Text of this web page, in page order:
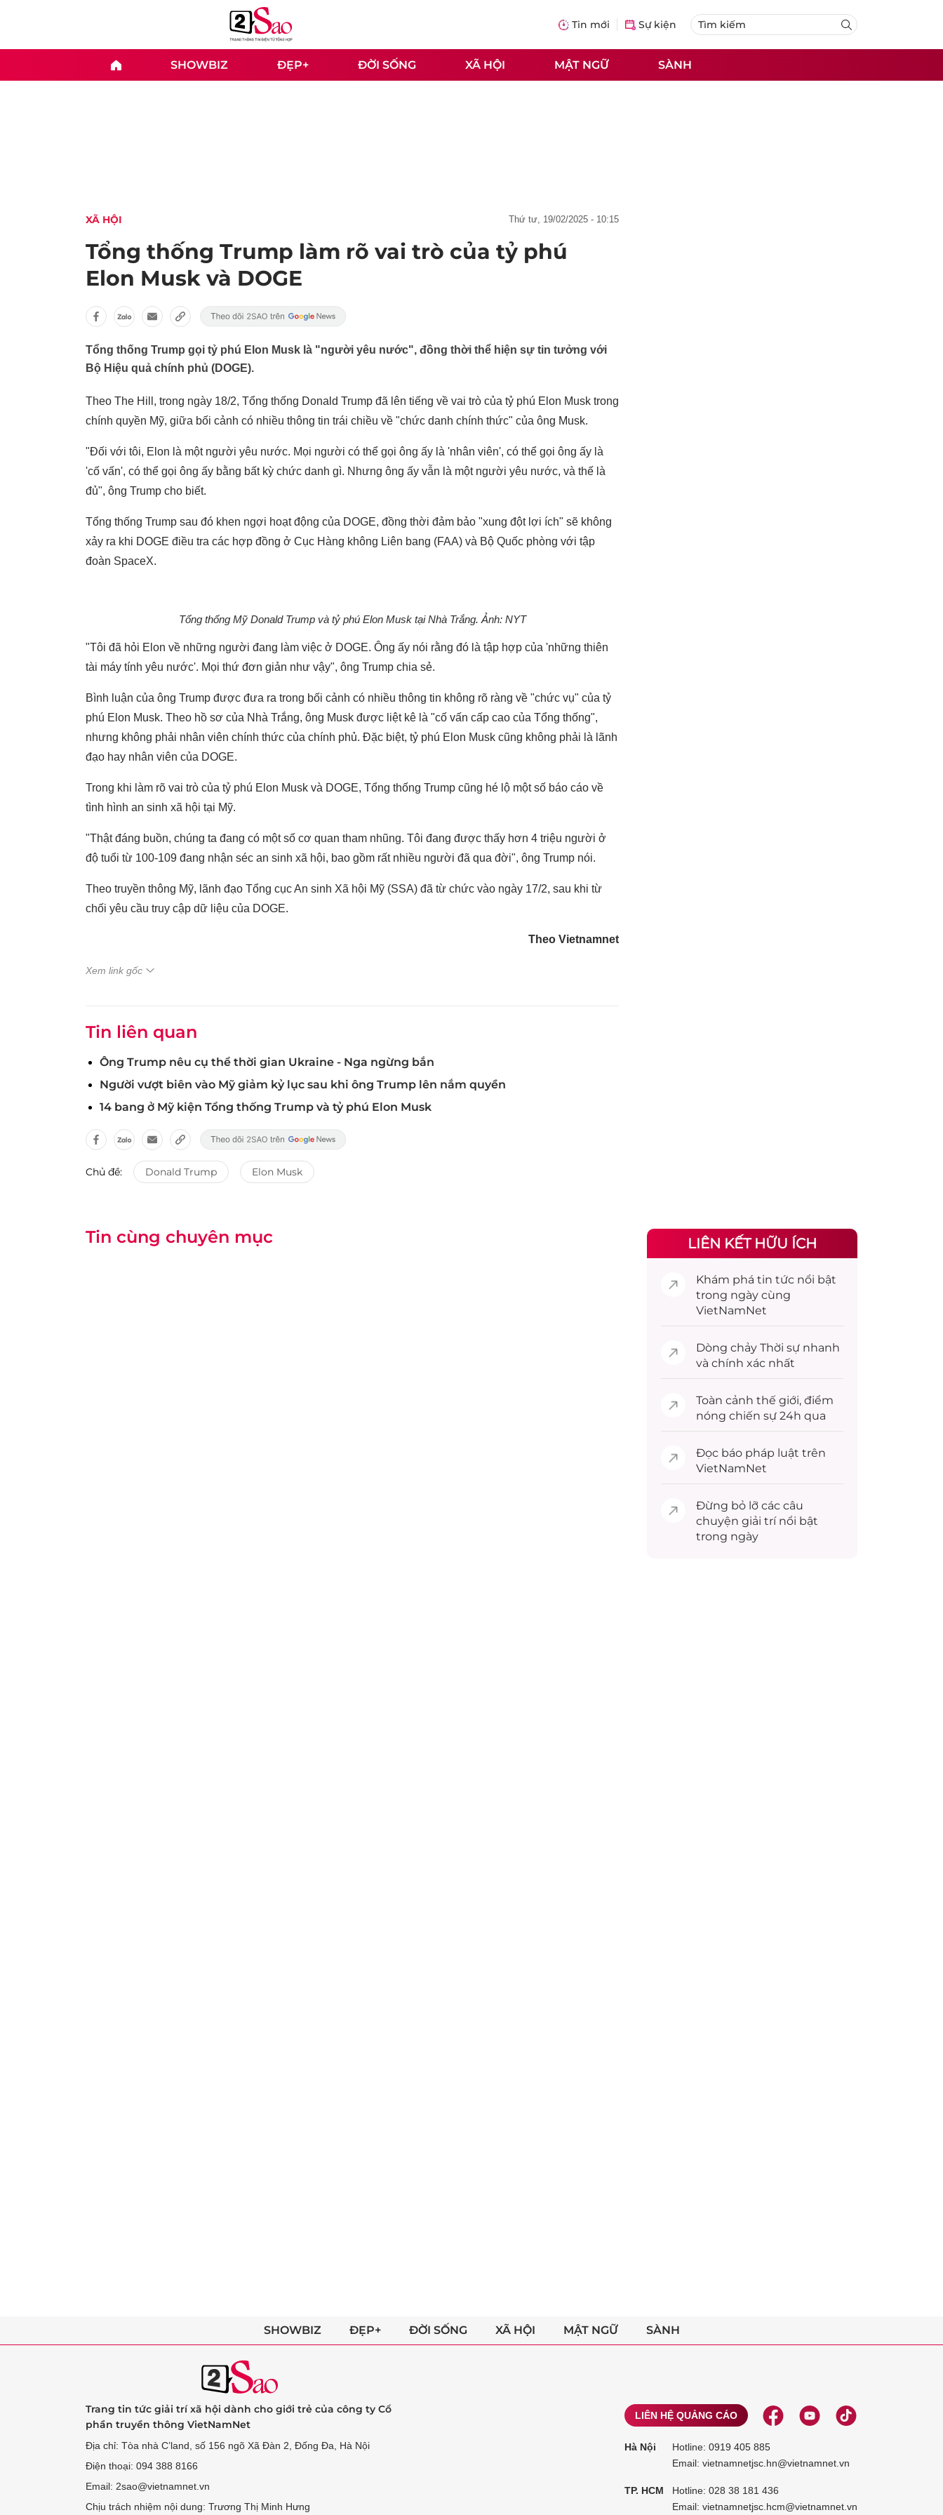
Tin mới Sự kiện
SHOWBIZ ĐẸP+ ĐỜI SỐNG XÃ HỘI MẬT NGỮ SÀNH
XÃ HỘI thứ tư, 19/02/2025 - 10:15
Tổng thống Trump làm rõ vai trò của tỷ phú
Elon Musk và DOGE
Tổng thống Trump gọi tỷ phú Elon Musk là "người yêu nước", đồng thời thể hiện sự tin tưởng với
Bộ Hiệu quả chính phủ (DOGE).
Theo The Hill, trong ngày 18/2, Tổng thống Donald Trump đã lên tiếng về vai trò của tỷ phú Elon Musk trong
chính quyền Mỹ, giữa bối cảnh có nhiều thông tin trái chiều về "chức danh chính thức" của ông Musk.
"Đối với tôi, Elon là một người yêu nước. Mọi người có thể gọi ông ấy là 'nhân viên', có thể gọi ông ấy là
'cố vấn', có thể gọi ông ấy bằng bất kỳ chức danh gì. Nhưng ông ấy vẫn là một người yêu nước, và thế là
đủ", ông Trump cho biết.
Tổng thống Trump sau đó khen ngợi hoạt động của DOGE, đồng thời đảm bảo "xung đột lợi ích" sẽ không
xảy ra khi DOGE điều tra các hợp đồng ở Cục Hàng không Liên bang (FAA) và Bộ Quốc phòng với tập
đoàn SpaceX.
Tổng thống Mỹ Donald Trump và tỷ phú Elon Musk tại Nhà Trắng. Ảnh: NYT
"Tôi đã hỏi Elon về những người đang làm việc ở DOGE. Ông ấy nói rằng đó là tập hợp của 'những thiên
tài máy tính yêu nước'. Mọi thứ đơn giản như vậy", ông Trump chia sẻ.
Bình luận của ông Trump được đưa ra trong bối cảnh có nhiều thông tin không rõ ràng về "chức vụ" của tỷ
phú Elon Musk. Theo hồ sơ của Nhà Trắng, ông Musk được liệt kê là "cố vấn cấp cao của Tổng thống",
nhưng không phải nhân viên chính thức của chính phủ. Đặc biệt, tỷ phú Elon Musk cũng không phải là lãnh
đạo hay nhân viên của DOGE.
Trong khi làm rõ vai trò của tỷ phú Elon Musk và DOGE, Tổng thống Trump cũng hé lộ một số báo cáo về
tình hình an sinh xã hội tại Mỹ.
"Thật đáng buồn, chúng ta đang có một số cơ quan tham nhũng. Tôi đang được thấy hơn 4 triệu người ở
độ tuổi từ 100-109 đang nhận séc an sinh xã hội, bao gồm rất nhiều người đã qua đời", ông Trump nói.
Theo truyền thông Mỹ, lãnh đạo Tổng cục An sinh Xã hội Mỹ (SSA) đã từ chức vào ngày 17/2, sau khi từ
chối yêu cầu truy cập dữ liệu của DOGE.
Theo Vietnamnet
Xem link gốc
Tin liên quan
Ông Trump nêu cụ thể thời gian Ukraine - Nga ngừng bắn
Người vượt biên vào Mỹ giảm kỷ lục sau khi ông Trump lên nắm quyền
14 bang ở Mỹ kiện Tổng thống Trump và tỷ phú Elon Musk
Chủ đề: Donald Trump Elon Musk
Tin cùng chuyên mục LIÊN KẾT HỮU ÍCH
Khám phá tin tức nổi bật
trong ngày cùng
VietNamNet
Dòng chảy Thời sự nhanh
và chính xác nhất
Toàn cảnh thế giới, điểm
nóng chiến sự 24h qua
Đọc báo pháp luật trên
VietNamNet
Đừng bỏ lỡ các câu
chuyện giải trínổi bật
trong ngày
SHOWBIZ ĐẸP+ ĐỜI SỐNG XÃ HỘI MẬT NGỮ SÀNH
Trang tin tức giải trí xã hội dành cho giới trẻ của công ty Cổ
phần truyền thông VietNamNet
Địa chỉ: Tòa nhà C’land, số 156 ngõ Xã Đàn 2, Đống Đa, Hà Nội
Điện thoại: 094 388 8166
Email: 2sao@vietnamnet.vn
Chịu trách nhiệm nội dung: Trương Thị Minh Hưng
LIÊN HỆ QUẢNG CÁO
Hà Nội Hotline: 0919 405 885
Email: vietnamnetjsc.hn@vietnamnet.vn
TP. HCM Hotline: 028 38 181 436
Email: vietnamnetjsc.hcm@vietnamnet.vn